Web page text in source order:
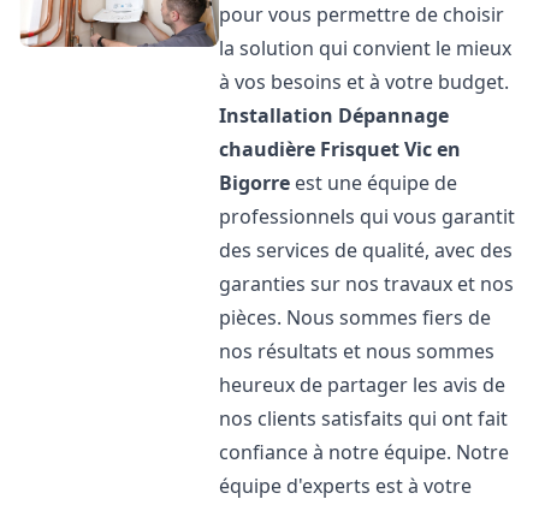
pour vous permettre de choisir
la solution qui convient le mieux
à vos besoins et à votre budget.
Installation Dépannage
chaudière FrisquetVic en
Bigorre est une équipe de
professionnels qui vous garantit
des services de qualité, avec des
garanties sur nos travaux et nos
pièces. Nous sommes fiers de
nos résultats et nous sommes
heureux de partager les avis de
nos clients satisfaits qui ont fait
confiance à notre équipe. Notre
équipe d'experts est à votre